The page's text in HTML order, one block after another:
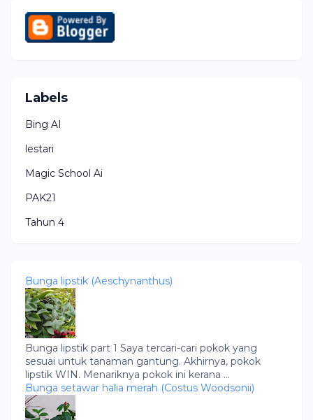
Labels
Bing AI
lestari
Magic School Ai
PAK21
Tahun 4
Bunga lipstik (Aeschynanthus)
Bunga lipstik part 1 Saya tercari-cari pokok yang
sesuai untuk tanaman gantung. Akhirnya, pokok
lipstik WIN. Menariknya pokok ini kerana ...
Bunga setawar halia merah (Costus Woodsonii)